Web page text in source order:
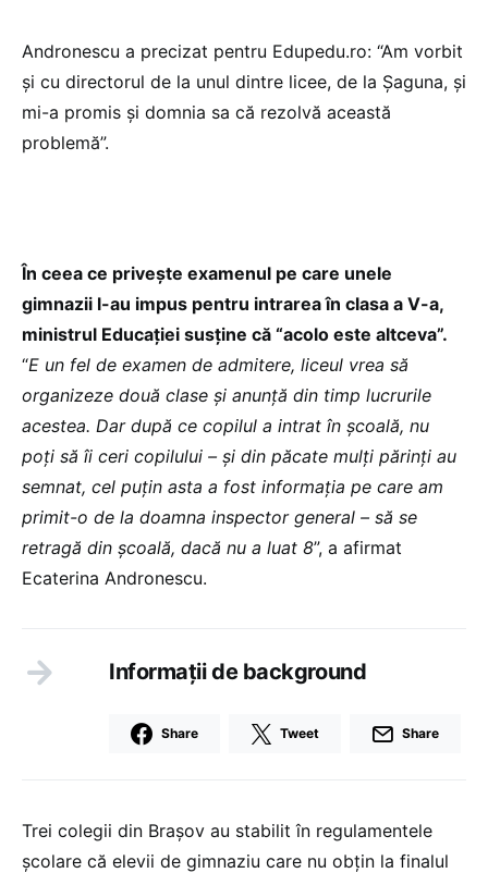
Andronescu a precizat pentru Edupedu.ro: “Am vorbit
și cu directorul de la unul dintre licee, de la Șaguna, și
mi-a promis și domnia sa că rezolvă această
problemă”.
În ceea ce privește examenul pe care unele
gimnazii l-au impus pentru intrarea în clasa a V-a,
ministrul Educației susține că “acolo este altceva”.
“E un fel de examen de admitere, liceul vrea să
organizeze două clase și anunță din timp lucrurile
acestea. Dar după ce copilul a intrat în școală, nu
poți să îi ceri copilului – și din păcate mulți părinți au
semnat, cel puțin asta a fost informația pe care am
primit-o de la doamna inspector general – să se
retragă din școală, dacă nu a luat 8”, a afirmat
Ecaterina Andronescu.
Informații de background
Share Tweet Share
Trei colegii din Brașov au stabilit în regulamentele
școlare că elevii de gimnaziu care nu obțin la finalul